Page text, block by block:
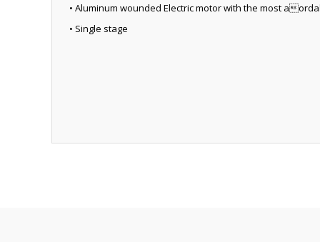
• Aluminum wounded Electric motor with the most a
• Single stage